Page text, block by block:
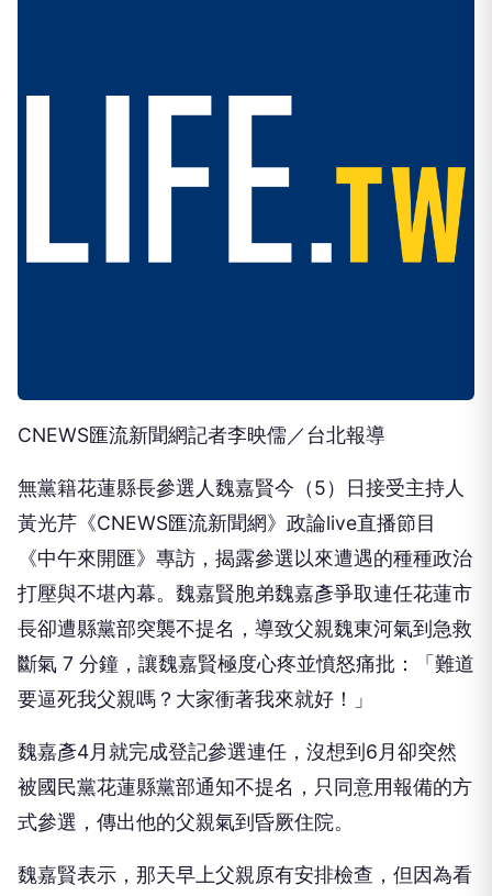
CNEWS匯流新聞網記者李映儒／台北報導
無黨籍花蓮縣長參選人魏嘉賢今（5）日接受主持人
黃光芹《CNEWS匯流新聞網》政論live直播節目
《中午來開匯》專訪，揭露參選以來遭遇的種種政治
打壓與不堪內幕。魏嘉賢胞弟魏嘉彥爭取連任花蓮市
長卻遭縣黨部突襲不提名，導致父親魏東河氣到急救
斷氣 7 分鐘，讓魏嘉賢極度心疼並憤怒痛批：「難道
要逼死我父親嗎？大家衝著我來就好！」
魏嘉彥4月就完成登記參選連任，沒想到6月卻突然
被國民黨花蓮縣黨部通知不提名，只同意用報備的方
式參選，傳出他的父親氣到昏厥住院。
魏嘉賢表示，那天早上父親原有安排檢查，但因為看